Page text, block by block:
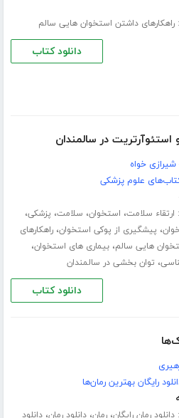
راهکارهای داشتن استخوان هایی سالم
دانلود کتاب
در سالمندان
خواه
علوم پزشکی
ارتقاء سلامت، استخوان، سلامت، پزشکی،
، پیشگیری از پوکی استخوان،راهکارهای
هایی سالم،بیماری های استخوان،
، توان بخشی در سالمندان
دانلود کتاب
رایگان بهترین رمان‌ها
دانلود رمان رایگان،رمان،دانلود رمان،دانلود